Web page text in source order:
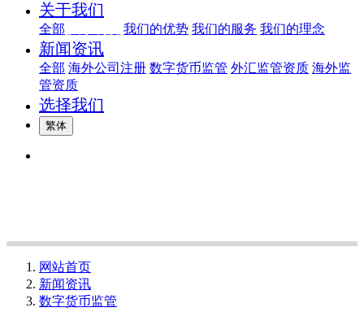
关于我们
全部 我们的优势 我们的服务 我们的理念
新闻资讯
全部 海外公司注册 数字货币监管 外汇监管资质 海外监
管资质
选择我们
繁体
网站首页
新闻资讯
数字货币监管